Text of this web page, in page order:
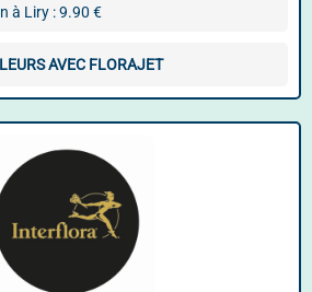
à Liry : 9.90 €
AVEC FLORAJET